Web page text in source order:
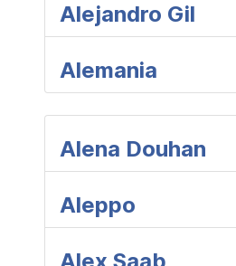
Alejandro Gil
Alemania
Alena Douhan
Aleppo